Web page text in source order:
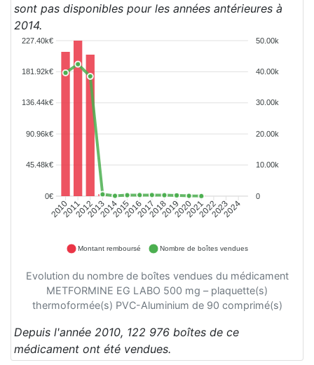
sont pas disponibles pour les années antérieures à
2014.
201020112012201320142015201620172018201920202021202220232024
50.00k
40.00k
30.00k
20.00k
10.00k
0
227.40k€
181.92k€
136.44k€
90.96k€
45.48k€
0€
Montant remboursé Nombre de boîtes vendues
Evolution du nombre de boîtes vendues du médicament
METFORMINE EG LABO 500 mg – plaquette(s)
thermoformée(s) PVC-Aluminium de 90 comprimé(s)
Depuis l'année 2010, 122 976 boîtes de ce
médicament ont été vendues.